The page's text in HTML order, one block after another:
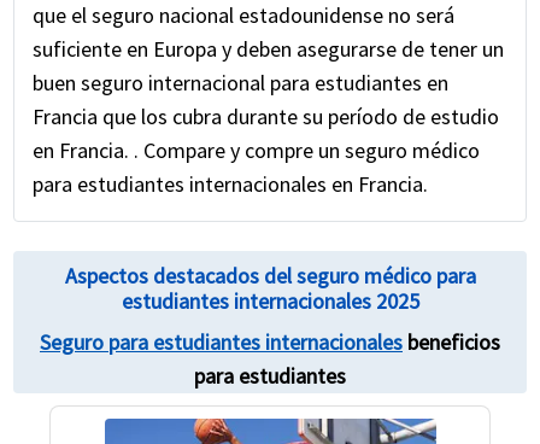
que el seguro nacional estadounidense no será
suficiente en Europa y deben asegurarse de tener un
buen seguro internacional para estudiantes en
Francia que los cubra durante su período de estudio
en Francia. . Compare y compre un seguro médico
para estudiantes internacionales en Francia.
Aspectos destacados del seguro médico para
estudiantes internacionales 2025
Seguro para estudiantes internacionales beneficios
para estudiantes